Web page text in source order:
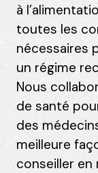
à
toutes les
nécessaires
un régime
Nous
de santé
des
meilleure
conseiller